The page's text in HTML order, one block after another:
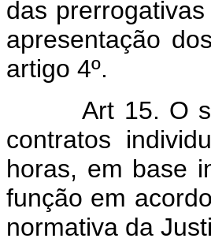
das
apresentação
artigo 4º.
Art 15. O
contratos
horas, em base
função em
normativa da